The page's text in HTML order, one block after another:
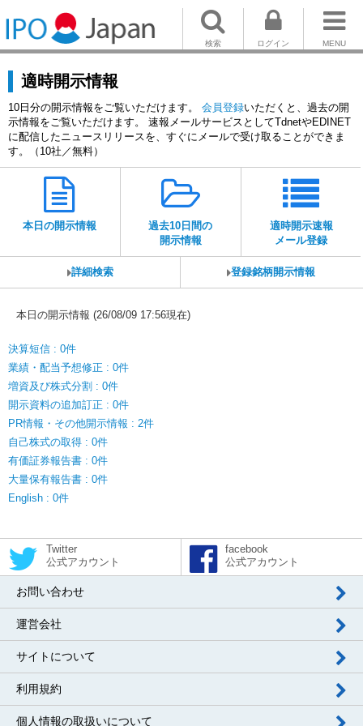
MENU
ログイン
検索
適時開示情報
10日分の開示情報をご覧いただけます。 会員登録いただくと、過去の開
示情報をご覧いただけます。 速報メールサービスとしてTdnetやEDINET
に配信したニュースリリースを、すぐにメールで受け取ることができま
す。（10社／無料）
本日の開示情報
過去10日間の
開示情報
適時開示速報
メール登録
詳細検索 登録銘柄開示情報
本日の開示情報 (26/08/09 17:56現在)
決算短信 : 0件
業績・配当予想修正 : 0件
増資及び株式分割 : 0件
開示資料の追加訂正 : 0件
PR情報・その他開示情報 : 2件
自己株式の取得 : 0件
有価証券報告書 : 0件
大量保有報告書 : 0件
English : 0件
Twitter
公式アカウント
facebook
公式アカウント
お問い合わせ
運営会社
サイトについて
利用規約
個人情報の取扱いについて